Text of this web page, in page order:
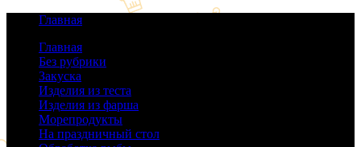
Главная
Главная
Без рубрики
Закуска
Изделия из теста
Изделия из фарша
Морепродукты
На праздничный стол